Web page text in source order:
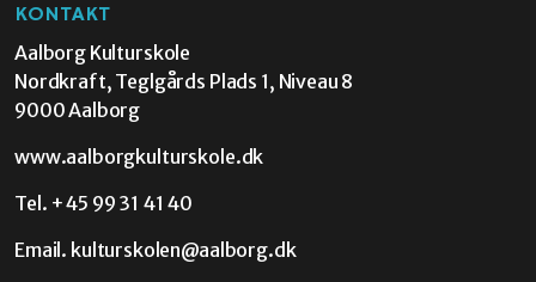
KONTAKT
Aalborg Kulturskole
Nordkraft, Teglgårds Plads 1, Niveau 8
9000 Aalborg
www.aalborgkulturskole.dk
Tel. +45 99 31 41 40
Email. kulturskolen@aalborg.dk